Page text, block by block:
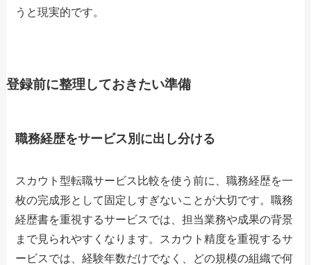
うと現実的です。
登録前に整理しておきたい準備
職務経歴をサービス別に出し分ける
スカウト型転職サービス比較を使う前に、職務経歴を一
枚の完成形として固定しすぎないことが大切です。職務
経歴書を重視するサービスでは、担当業務や成果の背景
まで見られやすくなります。スカウト精度を重視するサ
ービスでは、経験年数だけでなく、どの規模の組織で何